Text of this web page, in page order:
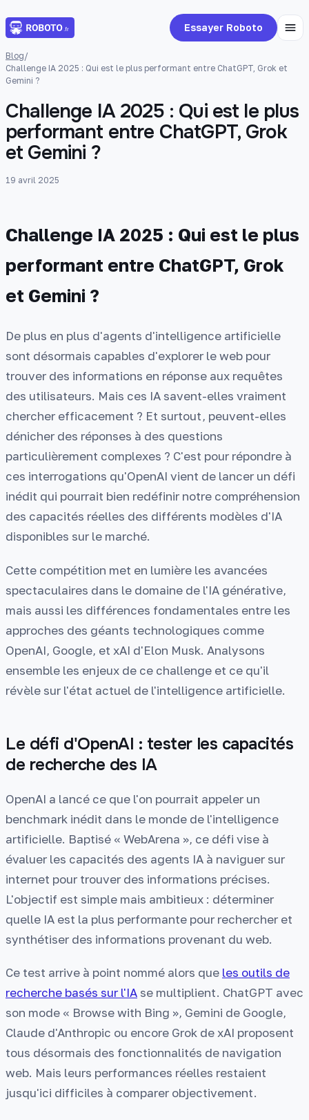
Essayer Roboto
Blog/
Challenge IA 2025 : Qui est le plus performant entre ChatGPT, Grok et
Gemini ?
Challenge IA 2025 : Qui est le plus
performant entre ChatGPT, Grok
et Gemini ?
19 avril 2025
Challenge IA 2025 : Qui est le plus
performant entre ChatGPT, Grok
et Gemini ?
De plus en plus d'agents d'intelligence artificielle
sont désormais capables d'explorer le web pour
trouver des informations en réponse aux requêtes
des utilisateurs. Mais ces IA savent-elles vraiment
chercher efficacement ? Et surtout, peuvent-elles
dénicher des réponses à des questions
particulièrement complexes ? C'est pour répondre à
ces interrogations qu'OpenAI vient de lancer un défi
inédit qui pourrait bien redéfinir notre compréhension
des capacités réelles des différents modèles d'IA
disponibles sur le marché.
Cette compétition met en lumière les avancées
spectaculaires dans le domaine de l'IA générative,
mais aussi les différences fondamentales entre les
approches des géants technologiques comme
OpenAI, Google, et xAI d'Elon Musk. Analysons
ensemble les enjeux de ce challenge et ce qu'il
révèle sur l'état actuel de l'intelligence artificielle.
Le défi d'OpenAI : tester les capacités
de recherche des IA
OpenAI a lancé ce que l'on pourrait appeler un
benchmark inédit dans le monde de l'intelligence
artificielle. Baptisé « WebArena », ce défi vise à
évaluer les capacités des agents IA à naviguer sur
internet pour trouver des informations précises.
L'objectif est simple mais ambitieux : déterminer
quelle IA est la plus performante pour rechercher et
synthétiser des informations provenant du web.
Ce test arrive à point nommé alors que les outils de
recherche basés sur l'IA se multiplient. ChatGPT avec
son mode « Browse with Bing », Gemini de Google,
Claude d'Anthropic ou encore Grok de xAI proposent
tous désormais des fonctionnalités de navigation
web. Mais leurs performances réelles restaient
jusqu'ici difficiles à comparer objectivement.